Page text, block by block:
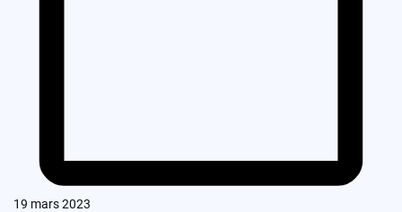
19 mars 2023